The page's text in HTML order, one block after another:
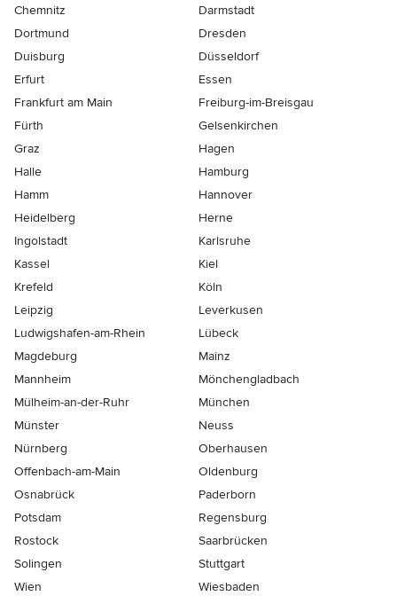
Chemnitz
Darmstadt
Dortmund
Dresden
Duisburg
Düsseldorf
Erfurt
Essen
Frankfurt am Main
Freiburg-im-Breisgau
Fürth
Gelsenkirchen
Graz
Hagen
Halle
Hamburg
Hamm
Hannover
Heidelberg
Herne
Ingolstadt
Karlsruhe
Kassel
Kiel
Krefeld
Köln
Leipzig
Leverkusen
Ludwigshafen-am-Rhein
Lübeck
Magdeburg
Mainz
Mannheim
Mönchen­gladbach
Mülheim-an-der-Ruhr
München
Münster
Neuss
Nürnberg
Oberhausen
Offenbach-am-Main
Oldenburg
Osnabrück
Paderborn
Potsdam
Regensburg
Rostock
Saarbrücken
Solingen
Stuttgart
Wien
Wiesbaden